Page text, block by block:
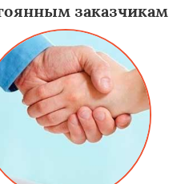
заказчикам